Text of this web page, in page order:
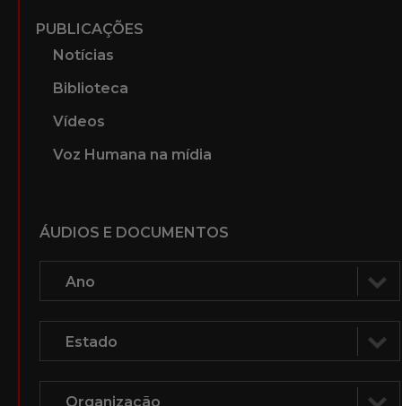
PUBLICAÇÕES
Notícias
Biblioteca
Vídeos
Voz Humana na mídia
ÁUDIOS E DOCUMENTOS